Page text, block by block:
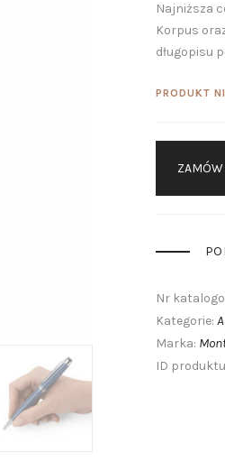
Najniższa
Korpus
długopisu
PRODUKT
Nr
Kategorie:
Marka:
ID